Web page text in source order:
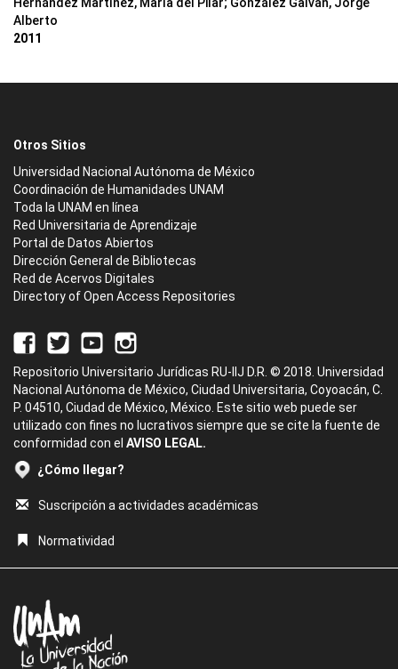
Alberto
2011
Otros Sitios
Universidad Nacional Autónoma de México
Coordinación de Humanidades UNAM
Toda la UNAM en línea
Red Universitaria de Aprendizaje
Portal de Datos Abiertos
Dirección General de Bibliotecas
Red de Acervos Digitales
Directory of Open Access Repositories
Repositorio Universitario Jurídicas RU-IIJ D.R. © 2018. Universidad
Nacional Autónoma de México, Ciudad Universitaria, Coyoacán, C.
P. 04510, Ciudad de México, México. Este sitio web puede ser
utilizado con fines no lucrativos siempre que se cite la fuente de
conformidad con el AVISO LEGAL.
¿Cómo llegar?
Suscripción a actividades académicas
Normatividad